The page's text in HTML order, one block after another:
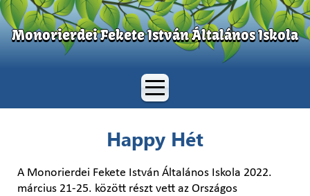
Monorierdei Fekete István Általános Iskola
Happy Hét
A Monorierdei Fekete István Általános Iskola 2022.
március 21-25. között részt vett az Országos